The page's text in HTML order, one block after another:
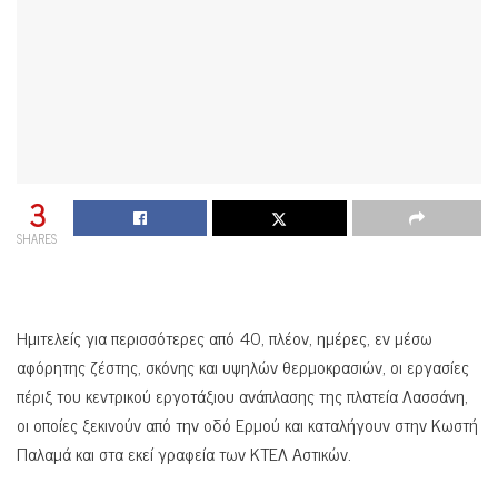
3
SHARES
Ημιτελείς για περισσότερες από 40, πλέον, ημέρες, εν μέσω
αφόρητης ζέστης, σκόνης και υψηλών θερμοκρασιών, οι εργασίες
πέριξ του κεντρικού εργοτάξιου ανάπλασης της πλατεία Λασσάνη,
οι οποίες ξεκινούν από την οδό Ερμού και καταλήγουν στην Κωστή
Παλαμά και στα εκεί γραφεία των ΚΤΕΛ Αστικών.